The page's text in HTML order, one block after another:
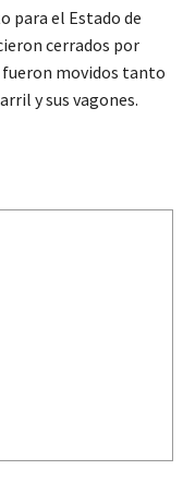
para el Estado de
cerrados por
fueron movidos tanto
y sus vagones.